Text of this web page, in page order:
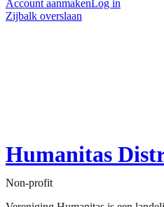
Account aanmakenLog in
Zijbalk overslaan
Humanitas
Non-profit